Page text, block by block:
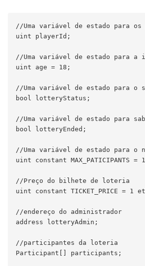
//Uma variável de estado para
uint playerId;
//Uma variável de estado para
uint age = 18;
//Uma variável de estado para
bool lotteryStatus;
//Uma variável de estado para
bool lotteryEnded;
//Uma variável de estado para o
uint constant MAX_PATICIPANTS =
//Preço do bilhete de loteria
uint constant TICKET_PRICE = 1
//endereço do administrador
address lotteryAdmin;
//participantes da loteria
Participant[] participants;